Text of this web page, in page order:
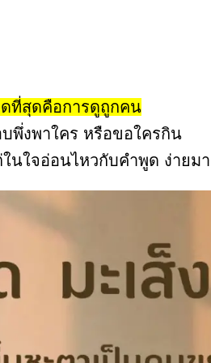
ดที่สุดคือการดูถูกคน
พึ่งพาใคร หรือขอใครกิน
นใจอ่อนไหวกับคำพูด ง่ายม